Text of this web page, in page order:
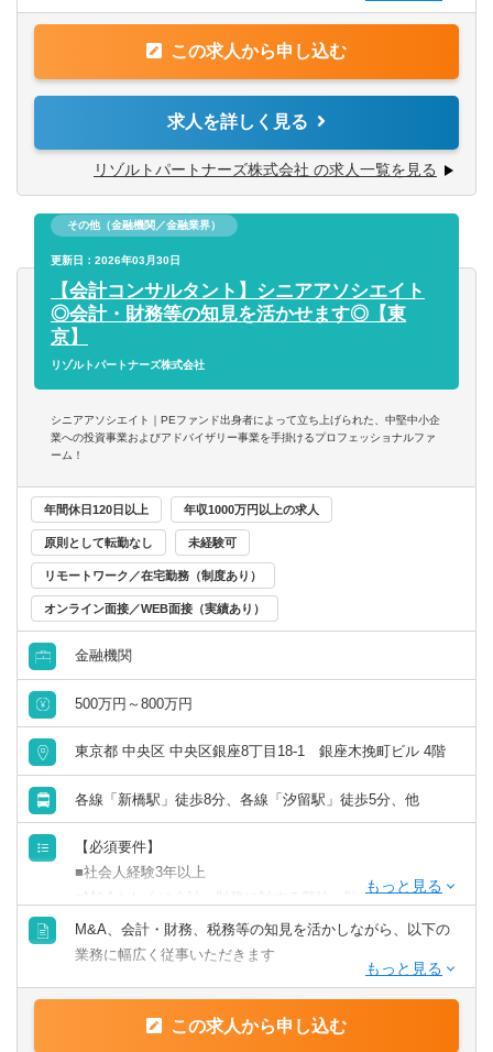
援・経理支援に至るまで幅広い業務に関与可能
- 関与できる業務の幅広さはトップクラスであると自負
■経験豊富なメンバーによる充実したサポート体制
- 経験豊富なメンバーがフォローする体制により、初めての
- 書籍購入支援や研修参加等、キャリアアップ・自己研鑽機
会も豊富
■投資業務やマネジメントキャリアへのチャレンジ
- 投資先の取締役就任を通じて、経営に関与することも可能
■スタートアップならではの裁量の大きさ
- 個人の裁量が大きい環境での業務が可能
- 立場や役職関係なく意見交換ができ、かつ、それが実行さ
れやすい風通しのよい職場
■成果に見合った報酬体系
- 成果が報酬に反映される透明性の高い報酬制度（詳細は面
談時に説明）
■公認会計士、税理士
■コンサルティングファーム/FASでの実務経験2年以上
【求める人物像】
■会計や財務領域でキャリアを積みたい方
■当事者意識を持ち、業務の枠に囚われず能動的に行動でき
る方
■常にクライアントにとってのベストを考え行動できる方
■一緒に会社を創っていくことへの興味・関心
- ファイナンシャルアドバイザリー
- デューデリジェンス（財務・税務DD、ビジネスDD等）
- PMI（M&A後の統合計画策定支援、管理体制構築支援等）
- 上場準備関連書類作成支援
- 社内規程の整備支援 等
■内部統制・ガバナンス構築支援
■税務業務
※ご希望に応じて、投資業務とアドバイザリー業務の両方
に従事いただくこともできます
【投資業務】
■投資案件のソーシング、提案資料の作成、ビジネス・財務
分析、バリュエーション、投資採算分析、DD対応、契約交
渉、投資先の経営支援など、投資業務全般に一気通貫で幅
■投資対象は主に売上数億円～数十億円の中堅・中小企業と
業務の幅広さや案件サポート体制は業界トップクラス
きるなど、アドバイザーの域を超えた更なるキャリアアッ
プも可能◎
- メンバーの希望やキャリアに合わせて、M&AからIPO支
援・経理支援に至るまで幅広い業務に関与可能
- 関与できる業務の幅広さはトップクラスであると自負
■経験豊富なメンバーによる充実したサポート体制
この求人から申し込む
求人を詳しく見る
リゾルトパートナーズ株式会社 の求人一覧を見る
その他（金融機関／金融業界）
更新日：2026年03月30日
【会計コンサルタント】シニアアソシエイト
◎会計・財務等の知見を活かせます◎【東
京】
リゾルトパートナーズ株式会社
シニアアソシエイト｜PEファンド出身者によって立ち上げられた、中堅中小企
業への投資事業およびアドバイザリー事業を手掛けるプロフェッショナルファ
ーム！
年間休日120日以上 年収1000万円以上の求人
原則として転勤なし 未経験可
リモートワーク／在宅勤務（制度あり）
オンライン面接／WEB面接（実績あり）
金融機関
500万円～800万円
東京都 中央区 中央区銀座8丁目18-1 銀座木挽町ビル 4階
各線「新橋駅」徒歩8分、各線「汐留駅」徒歩5分、他
【必須要件】
■社会人経験3年以上
■M&Aもしくは会計・財務に対する興味・関心
【歓迎要件】
■コンサルティングファーム/FASでの実務経験2年以上
■監査法人、事業会社での経理・財務
M&A、会計・財務、税務等の知見を活かしながら、以下の
業務に幅広く従事いただきます
- ファイナンシャルアドバイザリー
この求人から申し込む